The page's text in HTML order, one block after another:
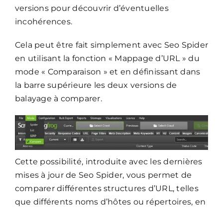
versions pour découvrir d’éventuelles
incohérences.
Cela peut être fait simplement avec Seo Spider
en utilisant la fonction « Mappage d’URL » du
mode « Comparaison » et en définissant dans
la barre supérieure les deux versions de
balayage à comparer.
Cette possibilité, introduite avec les dernières
mises à jour de Seo Spider, vous permet de
comparer différentes structures d’URL, telles
que différents noms d’hôtes ou répertoires, en